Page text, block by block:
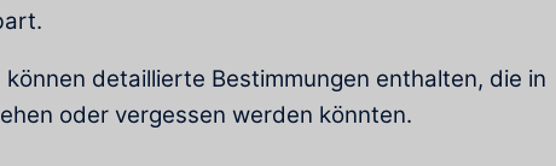
detaillierte Bestimmungen enthalten, die in
oder vergessen werden könnten.